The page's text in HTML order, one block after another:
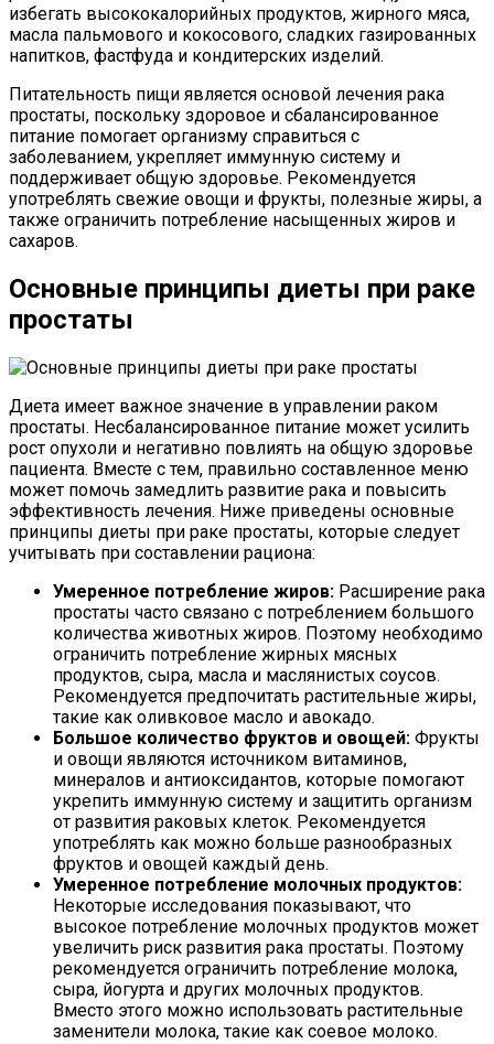
избегать высококалорийных продуктов, жирного мяса,
масла пальмового и кокосового, сладких газированных
напитков, фастфуда и кондитерских изделий.
Питательность пищи является основой лечения рака
простаты, поскольку здоровое и сбалансированное
питание помогает организму справиться с
заболеванием, укрепляет иммунную систему и
поддерживает общую здоровье. Рекомендуется
употреблять свежие овощи и фрукты, полезные жиры, а
также ограничить потребление насыщенных жиров и
сахаров.
Основные принципы диеты при раке
простаты
Диета имеет важное значение в управлении раком
простаты. Несбалансированное питание может усилить
рост опухоли и негативно повлиять на общую здоровье
пациента. Вместе с тем, правильно составленное меню
может помочь замедлить развитие рака и повысить
эффективность лечения. Ниже приведены основные
принципы диеты при раке простаты, которые следует
учитывать при составлении рациона:
Умеренное потребление жиров: Расширение рака
простаты часто связано с потреблением большого
количества животных жиров. Поэтому необходимо
ограничить потребление жирных мясных
продуктов, сыра, масла и маслянистых соусов.
Рекомендуется предпочитать растительные жиры,
такие как оливковое масло и авокадо.
Большое количество фруктов и овощей: Фрукты
и овощи являются источником витаминов,
минералов и антиоксидантов, которые помогают
укрепить иммунную систему и защитить организм
от развития раковых клеток. Рекомендуется
употреблять как можно больше разнообразных
фруктов и овощей каждый день.
Умеренное потребление молочных продуктов:
Некоторые исследования показывают, что
высокое потребление молочных продуктов может
увеличить риск развития рака простаты. Поэтому
рекомендуется ограничить потребление молока,
сыра, йогурта и других молочных продуктов.
Вместо этого можно использовать растительные
заменители молока, такие как соевое молоко.